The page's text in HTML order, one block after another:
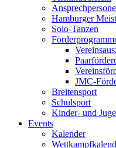
Hamburger
Solo-Tanzen
JMC-
Breitensport
Schulsport
Kinder- und
Events
Kalender